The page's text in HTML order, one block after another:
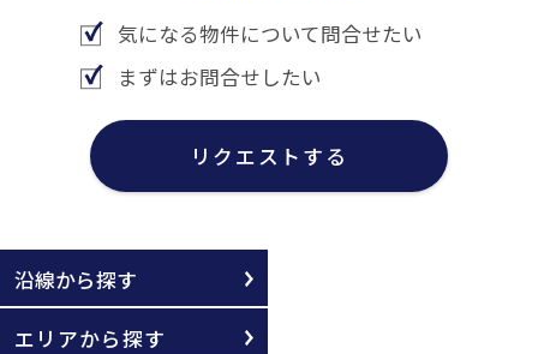
気になる物件について問合せたい
まずはお問合せしたい
リクエストする
沿線から探す
エリアから探す